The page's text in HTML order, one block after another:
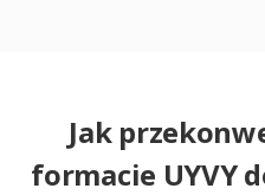
Jak
formacie UYVY